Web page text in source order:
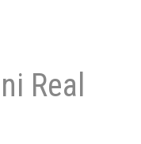
Real